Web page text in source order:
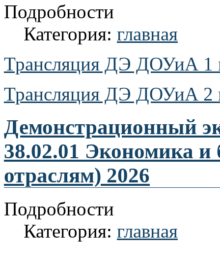
Подробности
Категория: главная
Трансляция ДЭ ДОУиА 1
Трансляция ДЭ ДОУиА 2
Демонстрационный
38.02.01 Экономика и
отраслям) 2026
Подробности
Категория: главная